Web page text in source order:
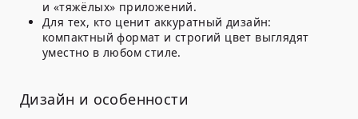
и «тяжёлых» приложений.
Для тех, кто ценит аккуратный дизайн:
компактный формат и строгий цвет выглядят
уместно в любом стиле.
Дизайн и особенности